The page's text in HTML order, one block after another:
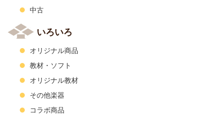
中古
いろいろ
オリジナル商品
教材・ソフト
オリジナル教材
その他楽器
コラボ商品